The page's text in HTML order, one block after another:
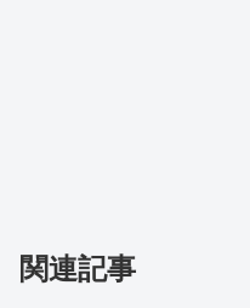
関連記事